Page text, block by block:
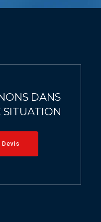
DANS
SITUATION
Devis